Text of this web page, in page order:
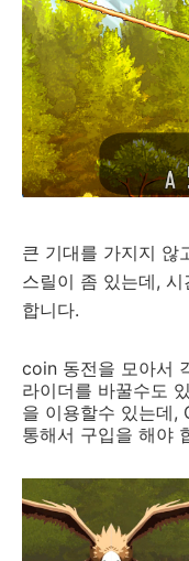
큰 기대를 가지지 않
스릴이 좀 있는데,
합니다.
coin 동전을 모아서
라이더를 바꿀수도
을 이용할수 있는데,
통해서 구입을 해야